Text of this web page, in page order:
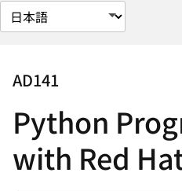
ペ
ー
選
AD141
Python
with Red